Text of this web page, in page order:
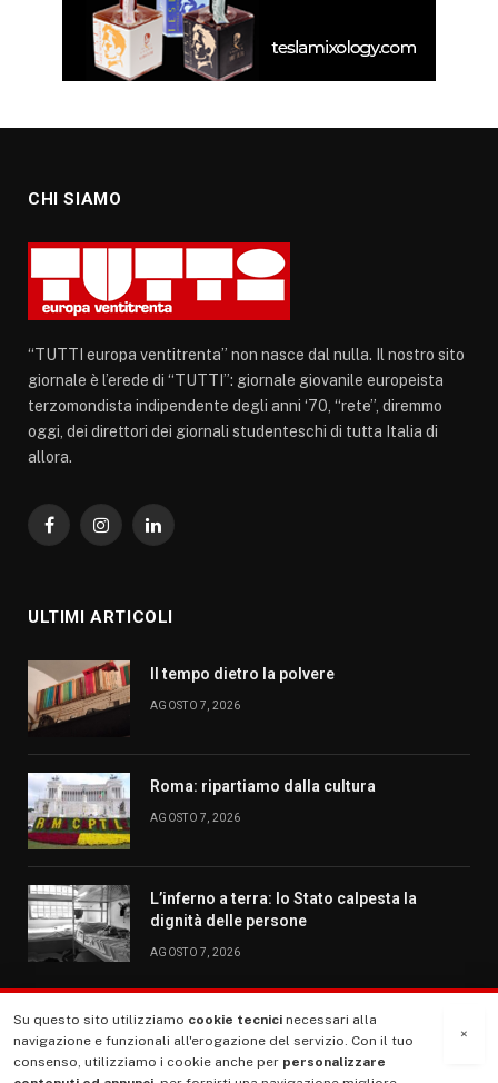
CHI SIAMO
“TUTTI europa ventitrenta” non nasce dal nulla. Il nostro sito
giornale è l’erede di “TUTTI”: giornale giovanile europeista
terzomondista indipendente degli anni ‘70, “rete”, diremmo
oggi, dei direttori dei giornali studenteschi di tutta Italia di
allora.
FacebookInstagramLinkedIn
ULTIMI ARTICOLI
Il tempo dietro la polvere
AGOSTO 7, 2026
Roma: ripartiamo dalla cultura
AGOSTO 7, 2026
L’inferno a terra: lo Stato calpesta la
dignità delle persone
AGOSTO 7, 2026
MENU ×
Su questo sito utilizziamo cookie tecnici necessari alla
navigazione e funzionali all'erogazione del servizio. Con il tuo
consenso, utilizziamo i cookie anche per personalizzare